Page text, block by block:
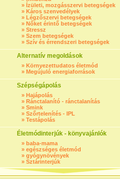
» Ízületi, mozgásszervi betegségek
» Káros szenvedélyek
» Légzőszervi betegségek
» Nőket érintő betegségek
» Stressz
» Szem betegségek
» Szív és érrendszeri betegségek
Alternatív megoldások
» Környezettudatos életmód
» Megújuló energiaforrások
Szépségápolás
» Hajápolás
» Ránctalanító - ránctalanítás
» Smink
» Szőrtelenítés - IPL
» Testápolás
Életmódinterjúk - könyvajánlók
» baba-mama
» egészséges életmód
» gyógynövények
» Sztárinterjúk